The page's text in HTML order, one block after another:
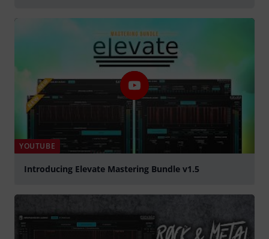
YOUTUBE
Introducing Elevate Mastering Bundle v1.5